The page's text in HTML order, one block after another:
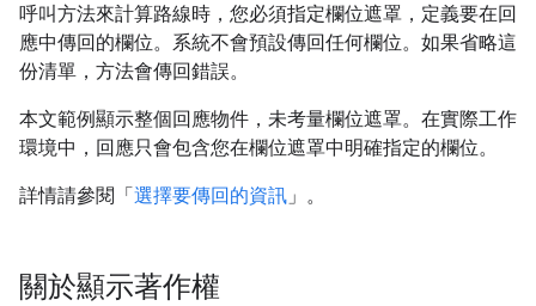
呼叫方法來計算路線時，您必須指定欄位遮罩，定義要在回
應中傳回的欄位。系統不會預設傳回任何欄位。如果省略這
份清單，方法會傳回錯誤。
本文範例顯示整個回應物件，未考量欄位遮罩。在實際工作
環境中，回應只會包含您在欄位遮罩中明確指定的欄位。
詳情請參閱「選擇要傳回的資訊 」。
關於顯示著作權